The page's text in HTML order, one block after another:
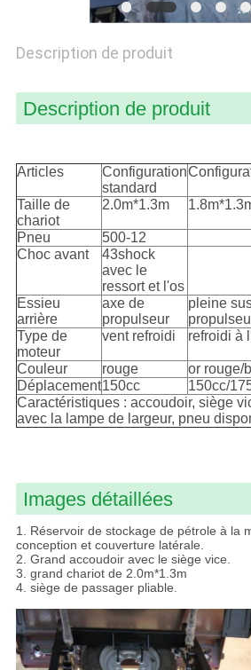
PRIVACY
POLICY
Description de produit
Description de produit
Articles
Configuration
standard
Taille de
chariot
2.0m*1.3m
Pneu
500-12
Choc avant
43shock
avec le
ressort et l'os
Essieu
arrière
axe de
propulseur
pleine
Type de
moteur
vent refroidi refroidi à
Couleur rouge
or rouge/
Déplacement150cc
150cc/
Caractéristiques : accoudoir, siège
avec la lampe de largeur, pneu
Images détaillées
1. Réservoir de stockage de pétrole à la
conception et couverture latérale.
2. Grand accoudoir avec le siège vice.
3. grand chariot de 2.0m*1.3m
4. siège de passager pliable.